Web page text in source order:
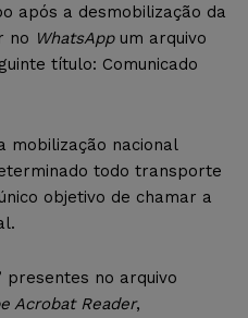
após a desmobilização da
no WhatsAppum arquivo
título: Comunicado
mobilização nacional
todo transporte
objetivo de chamar a
presentes no arquivo
Acrobat Reader,